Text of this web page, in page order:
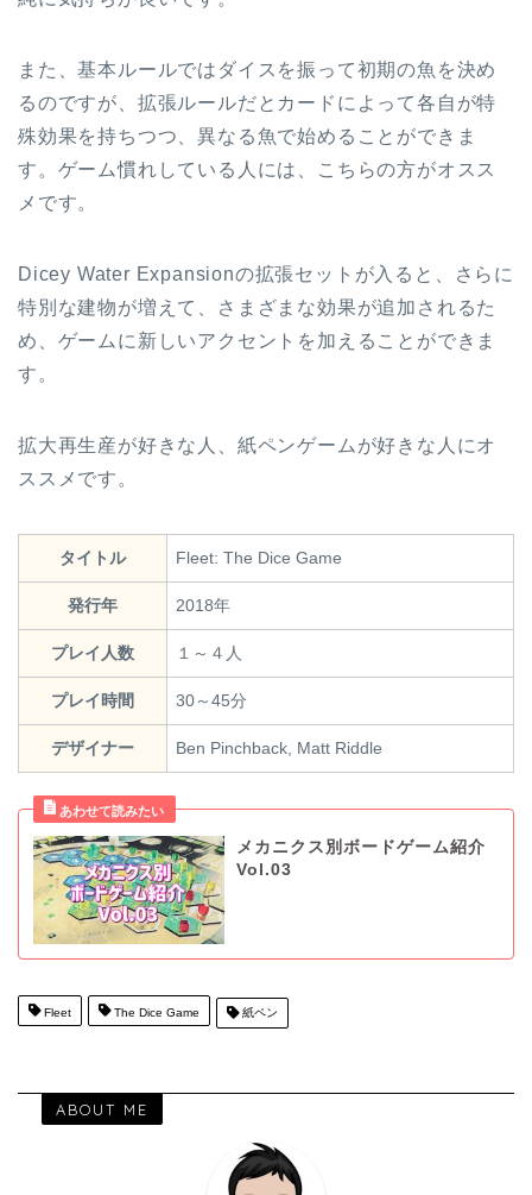
また、基本ルールではダイスを振って初期の魚を決め
るのですが、拡張ルールだとカードによって各自が特
殊効果を持ちつつ、異なる魚で始めることができま
す。ゲーム慣れしている人には、こちらの方がオスス
メです。
Dicey Water Expansionの拡張セットが入ると、さらに
特別な建物が増えて、さまざまな効果が追加されるた
め、ゲームに新しいアクセントを加えることができま
す。
拡大再生産が好きな人、紙ペンゲームが好きな人にオ
ススメです。
タイトル Fleet: The Dice Game
発行年 2018年
プレイ人数 １～４人
プレイ時間 30～45分
デザイナー Ben Pinchback, Matt Riddle
メカニクス別ボードゲーム紹介
Vol.03
Fleet The Dice Game 紙ペン
ABOUT ME